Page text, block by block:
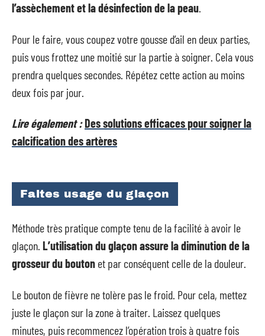
l’assèchement et la désinfection de la peau.
Pour le faire, vous coupez votre gousse d’ail en deux parties,
puis vous frottez une moitié sur la partie à soigner. Cela vous
prendra quelques secondes. Répétez cette action au moins
deux fois par jour.
Lire également :Des solutions efficaces pour soigner la
calcification des artères
Faites usage du glaçon
Méthode très pratique compte tenu de la facilité à avoir le
glaçon. L’utilisation du glaçon assure la diminution de la
grosseur du bouton et par conséquent celle de la douleur.
Le bouton de fièvre ne tolère pas le froid. Pour cela, mettez
juste le glaçon sur la zone à traiter. Laissez quelques
minutes, puis recommencez l’opération trois à quatre fois